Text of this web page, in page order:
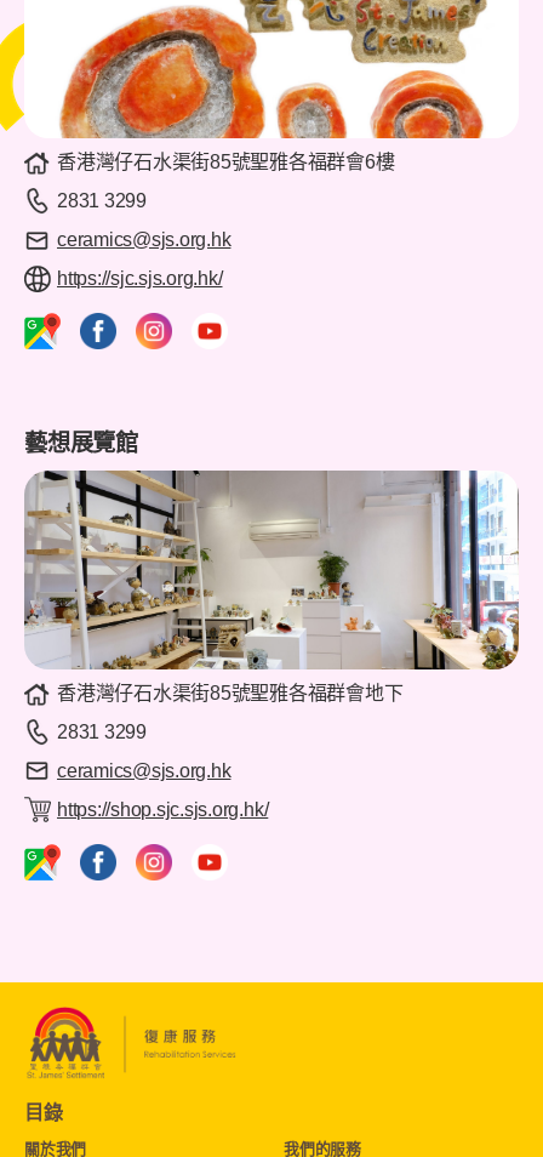
香港灣仔石水渠街85號聖雅各福群會6樓
2831 3299
ceramics@sjs.org.hk
https://sjc.sjs.org.hk/
藝想展覽館
香港灣仔石水渠街85號聖雅各福群會地下
2831 3299
ceramics@sjs.org.hk
https://shop.sjc.sjs.org.hk/
目錄
關於我們 我們的服務